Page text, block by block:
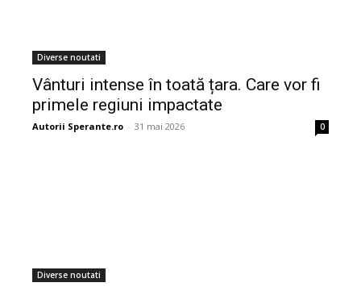
Diverse noutati
Vânturi intense în toată țara. Care vor fi
primele regiuni impactate
Autorii Sperante.ro - 31 mai 2026 0
Diverse noutati